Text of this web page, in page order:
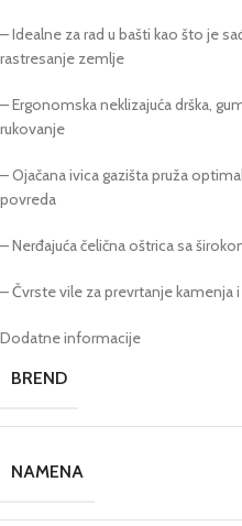
– Idealne za rad u bašti kao što je
rastresanje zemlje
– Ergonomska neklizajuća drška,
rukovanje
– Ojačana ivica gazišta pruža
povreda
– Nerđajuća čelična oštrica sa
– Čvrste vile za prevrtanje kamenja
Dodatne informacije
BREND
NAMENA